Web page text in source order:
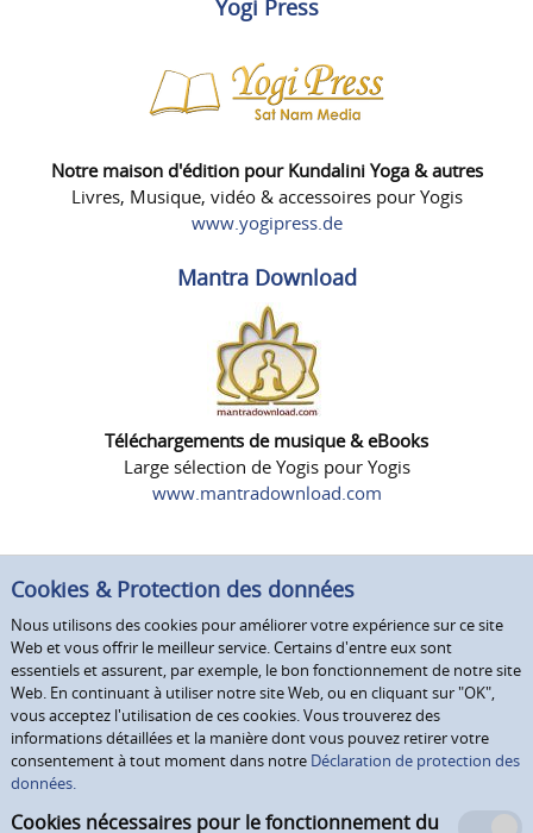
Yogi Press
Notre maison d'édition pour Kundalini Yoga & autres
Livres, Musique, vidéo & accessoires pour Yogis
www.yogipress.de
Mantra Download
Téléchargements de musique & eBooks
Large sélection de Yogis pour Yogis
www.mantradownload.com
Cookies & Protection des données
Nous utilisons des cookies pour améliorer votre expérience sur ce site
Web et vous offrir le meilleur service. Certains d'entre eux sont
essentiels et assurent, par exemple, le bon fonctionnement de notre site
Web. En continuant à utiliser notre site Web, ou en cliquant sur "OK",
vous acceptez l'utilisation de ces cookies. Vous trouverez des
informations détaillées et la manière dont vous pouvez retirer votre
consentement à tout moment dans notre Déclaration de protection des
données.
Cookies nécessaires pour le fonctionnement du